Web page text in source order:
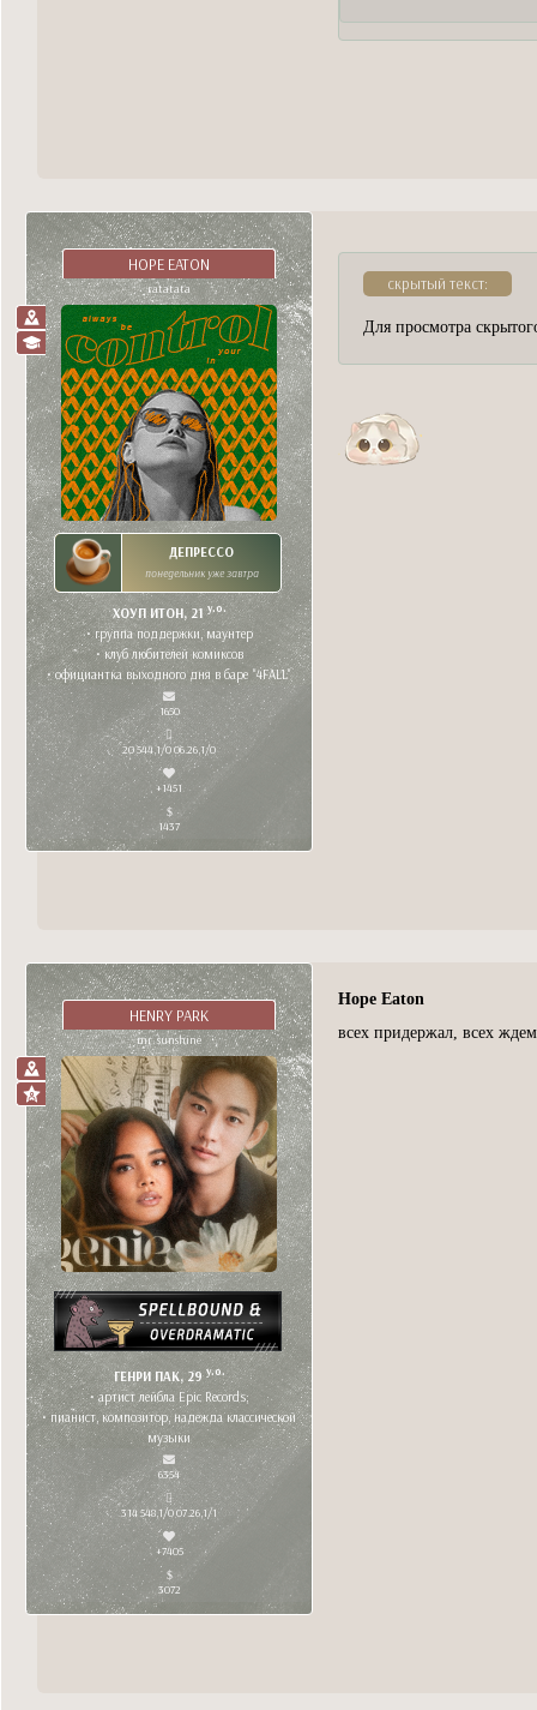
HOPE EATON
ratatata
ДЕПРЕССО
понедельник уже завтра
ХОУП ИТОН, 21y.o.
• группа поддержки, маунтер
• клуб любителей комиксов
• официантка выходного дня в баре "4FALL"
1650
20 544,1/0 06.26,1/0
+1451
1437
скрытый текст:
Для просмотра
HENRY PARK
mr. sunshine
ГЕНРИ ПАК, 29y.o.
• артист лейбла Epic Records;
• пианист, композитор, надежда классической
музыки
6354
314 548,1/0 07.26,1/1
+7405
3072
Hope Eaton
всех придержал, всех